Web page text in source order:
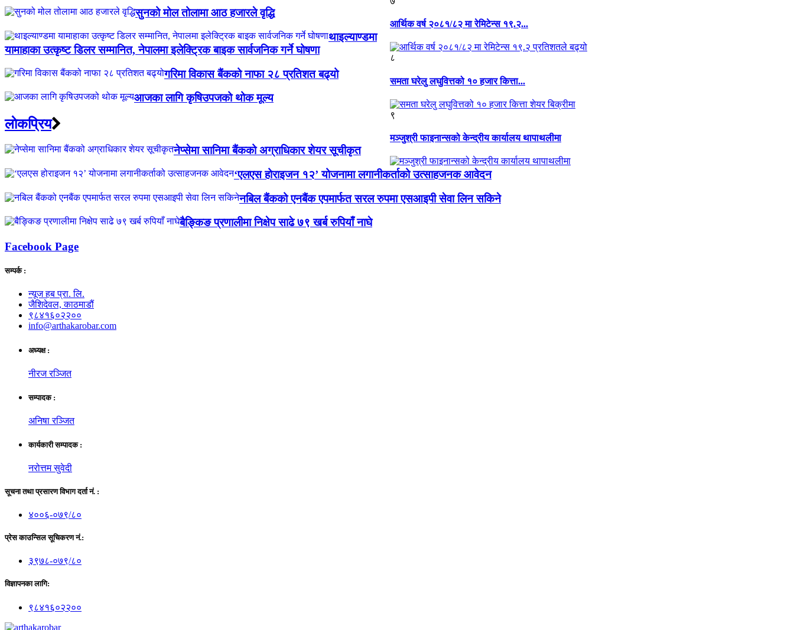
आर्थिक वर्ष २०८१/८२ मा रेमिटेन्स १९.२...
८
समता घरेलु लघुवित्तको १० हजार कित्ता...
९
मञ्जुश्री फाइनान्सको केन्द्रीय कार्यालय थापाथलीमा
सुनको मोल तोलामा आठ हजारले वृद्धि
थाइल्याण्डमा
यामाहाका उत्कृष्ट डिलर सम्मानित, नेपालमा इलेक्ट्रिक बाइक सार्वजनिक गर्ने घोषणा
गरिमा विकास बैंकको नाफा २८ प्रतिशत बढ्यो
आजका लागि कृषिउपजको थोक मूल्य
लाेकप्रिय
नेप्सेमा सानिमा बैंकको अग्राधिकार शेयर सूचीकृत
‘एलएस होराइजन १२’ योजनामा लगानीकर्ताको उत्साहजनक आवेदन
नबिल बैंकको एनबैंक एपमार्फत सरल रुपमा एसआइपी सेवा लिन सकिने
बैङ्किङ प्रणालीमा निक्षेप साढे ७९ खर्ब रुपियाँ नाघे
Facebook Page
सम्पर्क :
न्यूज हब प्रा. लि.
जैशिदेवल, काठमाडौं
९८४१६०२२००
info@arthakarobar.com
अध्यक्ष :
नीरज रञ्जित
सम्पादक :
अनिषा रञ्जित
कार्यकारी सम्पादक :
नरोत्तम सुवेदी
सूचना तथा प्रसारण विभाग दर्ता नं. :
४००६-०७९/८०
प्रेस काउन्सिल सूचिकरण नं.:
३९७८-०७९/८०
विज्ञापनका लागि:
९८४१६०२२००